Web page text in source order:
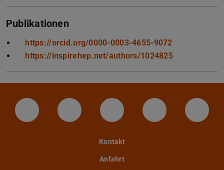
Publikationen
https://orcid.org/0000-0003-4655-9072
https://inspirehep.net/authors/1024825
LinkedIn-Seite der TU Darmstadt
Instagram-Kanal der TU
Bluesky-Kanal der TU
Facebook-
Kontakt
Anfahrt